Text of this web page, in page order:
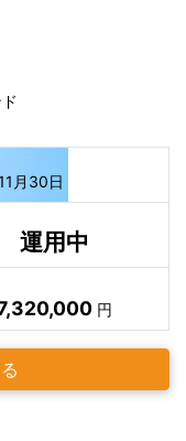
月30日
運用中
円